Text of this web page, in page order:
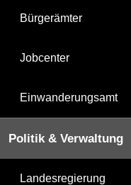
Bürgerämter
Jobcenter
Einwanderungsamt
Politik & Verwaltung
Landesregierung